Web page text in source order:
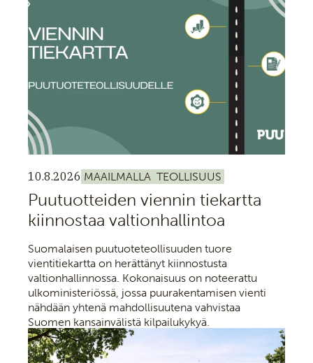
10.8.2026 MAAILMALLA TEOLLISUUS
Puutuotteiden viennin tiekartta
kiinnostaa valtionhallintoa
Suomalaisen puutuoteteollisuuden tuore
vientitiekartta on herättänyt kiinnostusta
valtionhallinnossa. Kokonaisuus on noteerattu
ulkoministeriössä, jossa puurakentamisen vienti
nähdään yhtenä mahdollisuutena vahvistaa
Suomen kansainvälistä kilpailukykyä.